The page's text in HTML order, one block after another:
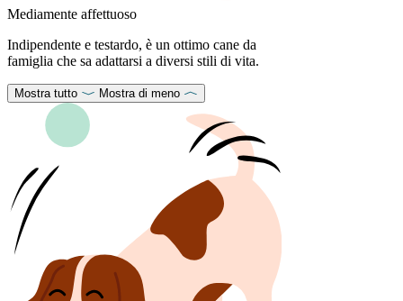
Mediamente affettuoso
Indipendente e testardo, è un ottimo cane da
famiglia che sa adattarsi a diversi stili di vita.
Mostra tutto Mostra di meno